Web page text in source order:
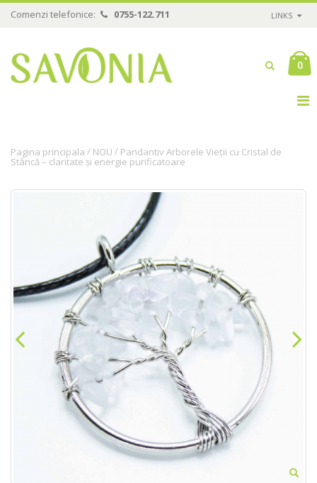
Comenzi telefonice: 0755-122.711 LINKS
0
Pagina principala / NOU / Pandantiv Arborele Vieții cu Cristal de
Stâncă – claritate și energie purificatoare